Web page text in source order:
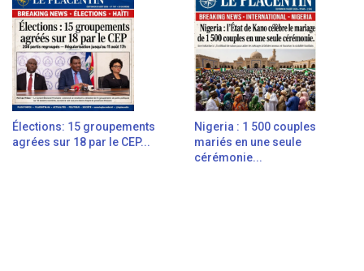
Élections: 15 groupements
agrées sur 18 par le CEP...
Nigeria : 1 500 couples
mariés en une seule
cérémonie...